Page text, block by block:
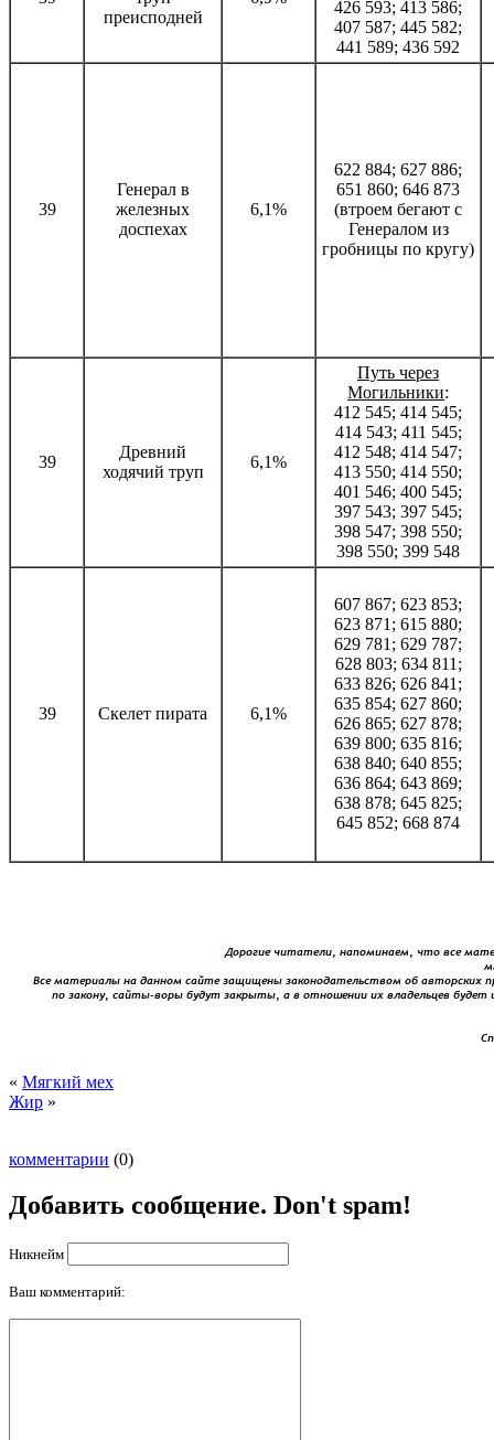
преисподней
426 593; 413 586;
407 587; 445 582;
441 589; 436 592
39
Генерал в
железных
доспехах
6,1%
622 884; 627 886;
651 860; 646 873
(втроем бегают с
Генералом из
гробницы по кругу)
39
Древний
ходячий труп
6,1%
Путь через
Могильники:
412 545; 414 545;
414 543; 411 545;
412 548; 414 547;
413 550; 414 550;
401 546; 400 545;
397 543; 397 545;
398 547; 398 550;
398 550; 399 548
39 Скелет пирата 6,1%
607 867; 623 853;
623 871; 615 880;
629 781; 629 787;
628 803; 634 811;
633 826; 626 841;
635 854; 627 860;
626 865; 627 878;
639 800; 635 816;
638 840; 640 855;
636 864; 643 869;
638 878; 645 825;
645 852; 668 874
« Мягкий мех
Жир »
комментарии (0)
Добавить сообщение. Don't spam!
Никнейм
Ваш комментарий: